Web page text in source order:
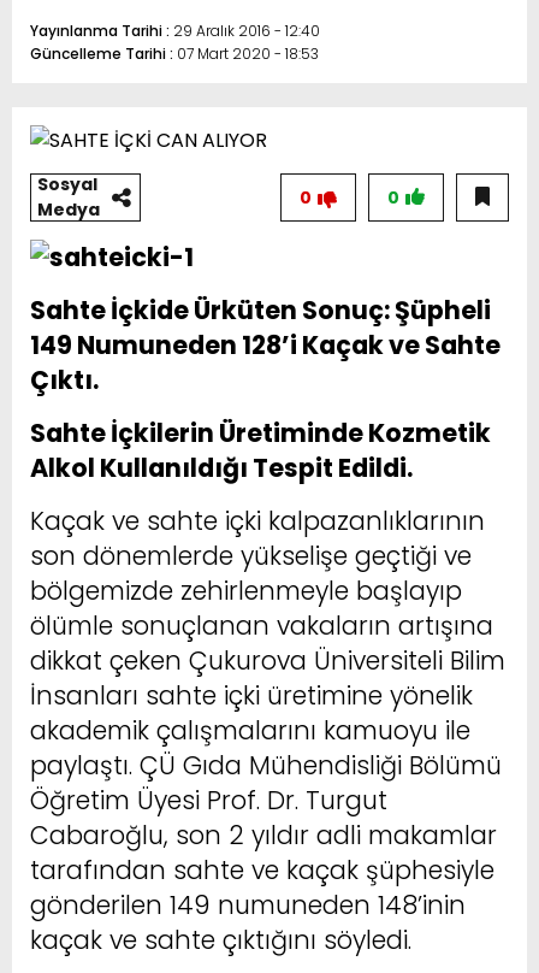
Yayınlanma Tarihi : 29 Aralık 2016 - 12:40
Güncelleme Tarihi : 07 Mart 2020 - 18:53
Sosyal
Medya
0
0
Sahte İçkide Ürküten Sonuç: Şüpheli
149 Numuneden 128’i Kaçak ve Sahte
Çıktı.
Sahte İçkilerin Üretiminde Kozmetik
Alkol Kullanıldığı Tespit Edildi.
Kaçak ve sahte içki kalpazanlıklarının
son dönemlerde yükselişe geçtiği ve
bölgemizde zehirlenmeyle başlayıp
ölümle sonuçlanan vakaların artışına
dikkat çeken Çukurova Üniversiteli Bilim
İnsanları sahte içki üretimine yönelik
akademik çalışmalarını kamuoyu ile
paylaştı. ÇÜ Gıda Mühendisliği Bölümü
Öğretim Üyesi Prof. Dr. Turgut
Cabaroğlu, son 2 yıldır adli makamlar
tarafından sahte ve kaçak şüphesiyle
gönderilen 149 numuneden 148’inin
kaçak ve sahte çıktığını söyledi.